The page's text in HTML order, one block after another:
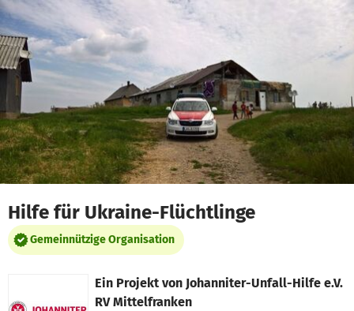
Zum Hauptinhalt springen
Erklärung zur Barrierefreiheit anzeigen
Hilfe für Ukraine-Flüchtlinge
Gemeinnützige Organisation
Ein Projekt von Johanniter-Unfall-Hilfe e.V.
RV Mittelfranken